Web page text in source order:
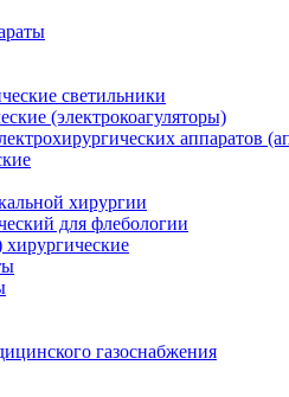
светильники
(электрокоагуляторы)
аппаратов
хирургии
для флебологии
газоснабжения